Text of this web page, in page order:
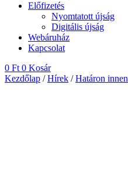
Előfizetés
Nyomtatott újság
Digitális újság
Webáruház
Kapcsolat
0 Ft 0 Kosár
Kezdőlap /Hírek /Határon innen